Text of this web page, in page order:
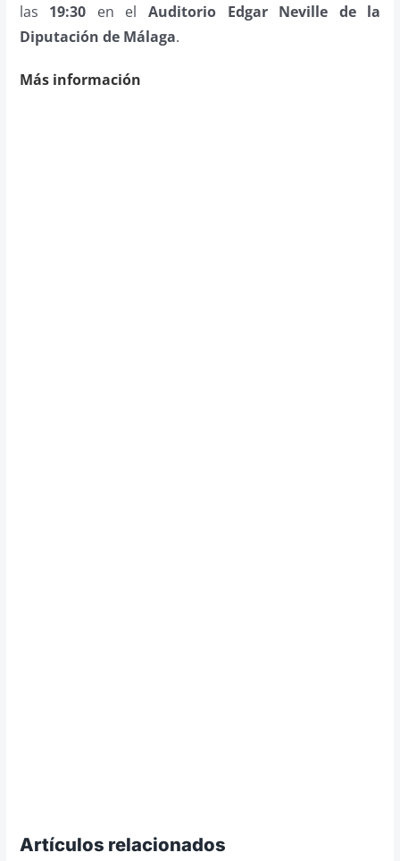
las 19:30 en elAuditorio Edgar Neville de la
Diputación de Málaga.
Más información
Artículos relacionados